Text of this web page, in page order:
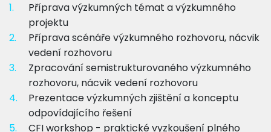
1.
Příprava výzkumných témat a výzkumného
projektu
2.
Příprava scénáře výzkumného rozhovoru, nácvik
vedení rozhovoru
3.
Zpracování semistrukturovaného výzkumného
rozhovoru, nácvik vedení rozhovoru
4.
Prezentace výzkumných zjištění a konceptu
odpovídajícího řešení
5.
CFI workshop - praktické vyzkoušení plného